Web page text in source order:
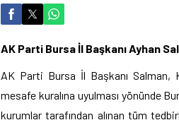
AK Parti Bursa İl Başkanı Ayhan
AK Parti Bursa İl Başkanı Salman,
mesafe kuralına uyulması yönünde
kurumlar tarafından alınan tüm